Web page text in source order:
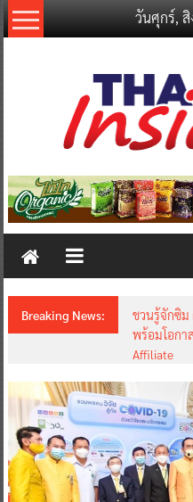
Skip
to
วันศุกร์,
Thailand
New
Breaking News:
ชวนรู้จักซิม
พร้อมโอกา
Affiliate